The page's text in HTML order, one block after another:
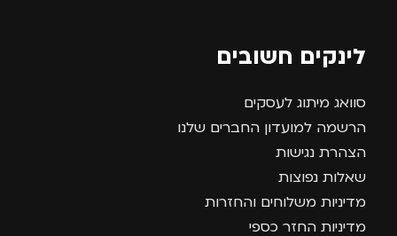
לינקים חשובים
סוואג מיתוג לעסקים
הרשמה למועדון החברים שלנו
הצהרת נגישות
שאלות נפוצות
מדיניות משלוחים והחזרות
מדיניות החזר כספי